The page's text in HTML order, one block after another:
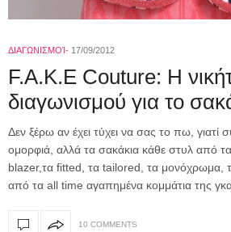
ΔΙΑΓΩΝΙΣΜΟΊ 17/09/2012
F.A.K.E Couture: H
διαγωνισμού για το
Δεν ξέρω αν έχει τύχει να σας το πω, γιατί
ομορφιά, αλλά τα σακάκια κάθε στυλ από
blazer,τα fitted, τα tailored, τα μονόχρωμα,
από τα all time αγαπημένα κομμάτια της
10 COMMENTS